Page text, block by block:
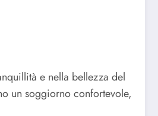
e nella bellezza del
un soggiorno confortevole,